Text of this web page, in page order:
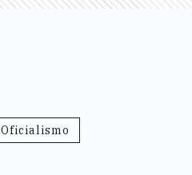
Oficialismo